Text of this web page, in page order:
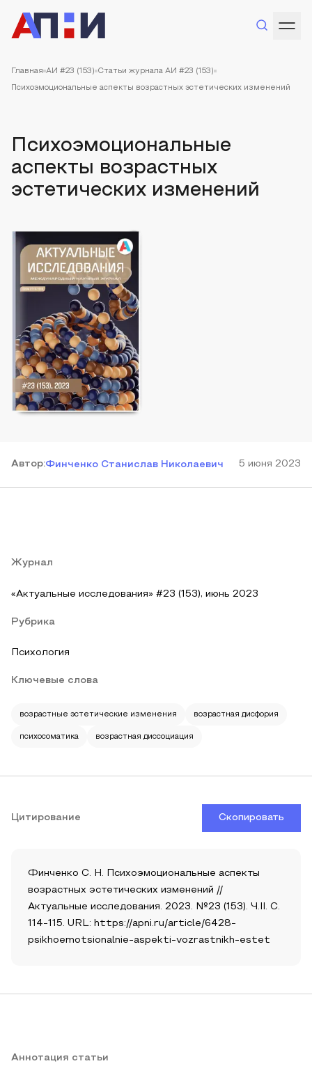
Главная АИ #23 (153) Статьи журнала АИ #23 (153)
Психоэмоциональные аспекты возрастных эстетических изменений
Психоэмоциональные
аспекты возрастных
эстетических изменений
Автор:Финченко Станислав Николаевич 5 июня 2023
Журнал
«Актуальные исследования» #23 (153), июнь 2023
Рубрика
Психология
Ключевые слова
возрастные эстетические изменения возрастная дисфория
психосоматика возрастная диссоциация
Цитирование Скопировать
Финченко С. Н. Психоэмоциональные аспекты
возрастных эстетических изменений //
Актуальные исследования. 2023. №23 (153). Ч.II. С.
114-115. URL: https://apni.ru/article/6428-
psikhoemotsionalnie-aspekti-vozrastnikh-estet
Аннотация статьи